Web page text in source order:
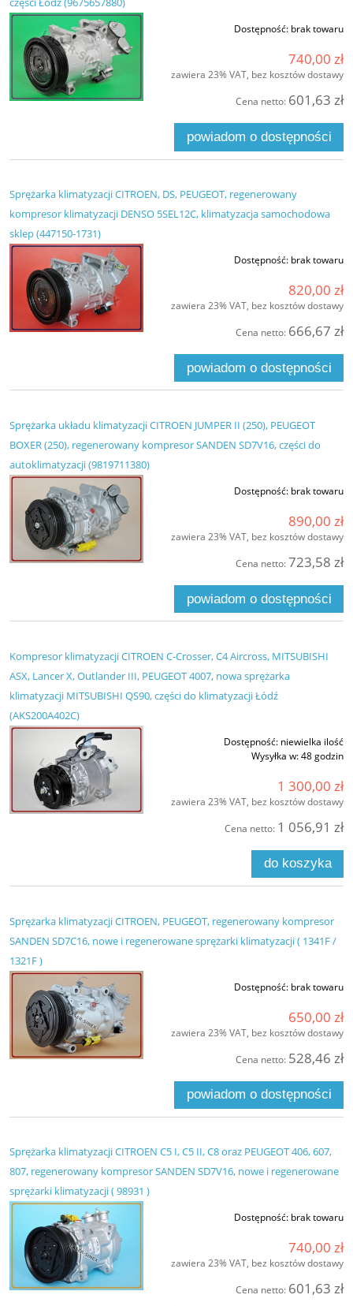
Dostępność: brak towaru
740,00 zł
zawiera 23% VAT, bez kosztów dostawy
Cena netto: 601,63 zł
powiadom o dostępności
Sprężarka klimatyzacji CITROEN, DS, PEUGEOT, regenerowany
kompresor klimatyzacji DENSO 5SEL12C, klimatyzacja samochodowa
sklep (447150-1731)
Dostępność: brak towaru
820,00 zł
zawiera 23% VAT, bez kosztów dostawy
Cena netto: 666,67 zł
powiadom o dostępności
Sprężarka układu klimatyzacji CITROEN JUMPER II (250), PEUGEOT
BOXER (250), regenerowany kompresor SANDEN SD7V16, części do
autoklimatyzacji (9819711380)
Dostępność: brak towaru
890,00 zł
zawiera 23% VAT, bez kosztów dostawy
Cena netto:723,58 zł
powiadom o dostępności
Kompresor klimatyzacji CITROEN C-Crosser, C4 Aircross, MITSUBISHI
ASX, Lancer X, Outlander III, PEUGEOT 4007, nowa sprężarka
klimatyzacji MITSUBISHI QS90, części do klimatyzacji Łódź
(AKS200A402C)
Dostępność: niewielka ilość
Wysyłka w:48 godzin
1 300,00 zł
zawiera 23% VAT, bez kosztów dostawy
Cena netto: 1 056,91 zł
do koszyka
Sprężarka klimatyzacji CITROEN, PEUGEOT, regenerowany kompresor
SANDEN SD7C16, nowe i regenerowane sprężarki klimatyzacji ( 1341F /
1321F )
Dostępność: brak towaru
650,00 zł
zawiera 23% VAT, bez kosztów dostawy
Cena netto: 528,46 zł
powiadom o dostępności
Sprężarka klimatyzacji CITROEN C5 I, C5 II, C8 oraz PEUGEOT 406, 607,
807, regenerowany kompresor SANDEN SD7V16, nowe i regenerowane
sprężarki klimatyzacji ( 98931 )
Dostępność: brak towaru
740,00 zł
zawiera 23% VAT, bez kosztów dostawy
Cena netto: 601,63 zł